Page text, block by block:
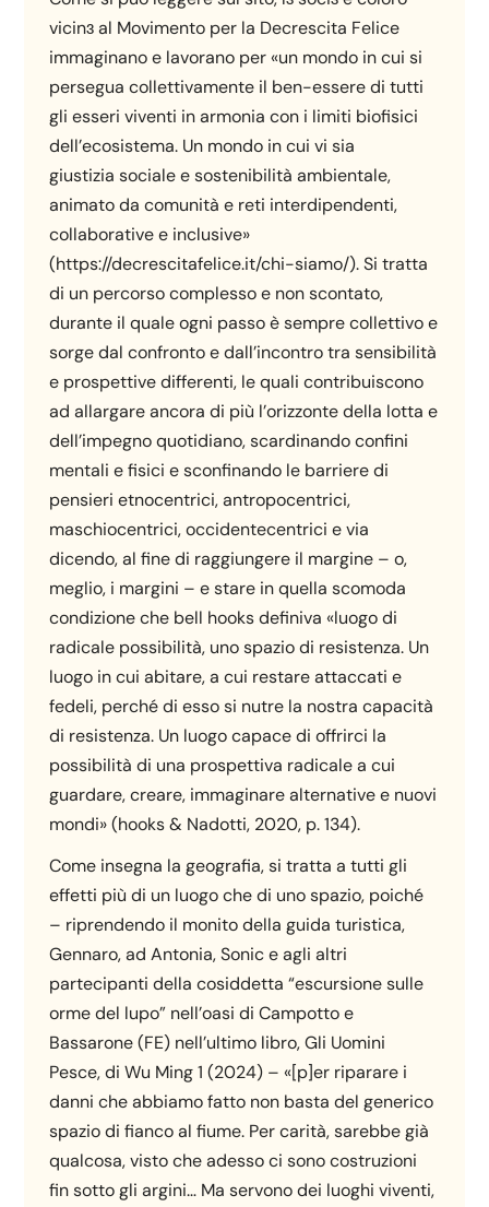
vicinɜ al Movimento per la Decrescita Felice
immaginano e lavorano per «un mondo in cui si
persegua collettivamente il ben-essere di tutti
gli esseri viventi in armonia con i limiti biofisici
dell’ecosistema. Un mondo in cui vi sia
giustizia sociale e sostenibilità ambientale,
animato da comunità e reti interdipendenti,
collaborative e inclusive»
(https://decrescitafelice.it/chi-siamo/). Si tratta
di un percorso complesso e non scontato,
durante il quale ogni passo è sempre collettivo e
sorge dal confronto e dall’incontro tra sensibilità
e prospettive differenti, le quali contribuiscono
ad allargare ancora di più l’orizzonte della lotta e
dell’impegno quotidiano, scardinando confini
mentali e fisici e sconfinando le barriere di
pensieri etnocentrici, antropocentrici,
maschiocentrici, occidentecentrici e via
dicendo, al fine di raggiungere il margine – o,
meglio, i margini – e stare in quella scomoda
condizione che bell hooks definiva «luogo di
radicale possibilità, uno spazio di resistenza. Un
luogo in cui abitare, a cui restare attaccati e
fedeli, perché di esso si nutre la nostra capacità
di resistenza. Un luogo capace di offrirci la
possibilità di una prospettiva radicale a cui
guardare, creare, immaginare alternative e nuovi
mondi» (hooks & Nadotti, 2020, p. 134).
Come insegna la geografia, si tratta a tutti gli
effetti più di un luogo che di uno spazio, poiché
– riprendendo il monito della guida turistica,
Gennaro, ad Antonia, Sonic e agli altri
partecipanti della cosiddetta “escursione sulle
orme del lupo” nell’oasi di Campotto e
Bassarone (FE) nell’ultimo libro, Gli Uomini
Pesce, di Wu Ming 1 (2024) – «[p]er riparare i
danni che abbiamo fatto non basta del generico
spazio di fianco al fiume. Per carità, sarebbe già
qualcosa, visto che adesso ci sono costruzioni
fin sotto gli argini… Ma servono dei luoghi viventi,